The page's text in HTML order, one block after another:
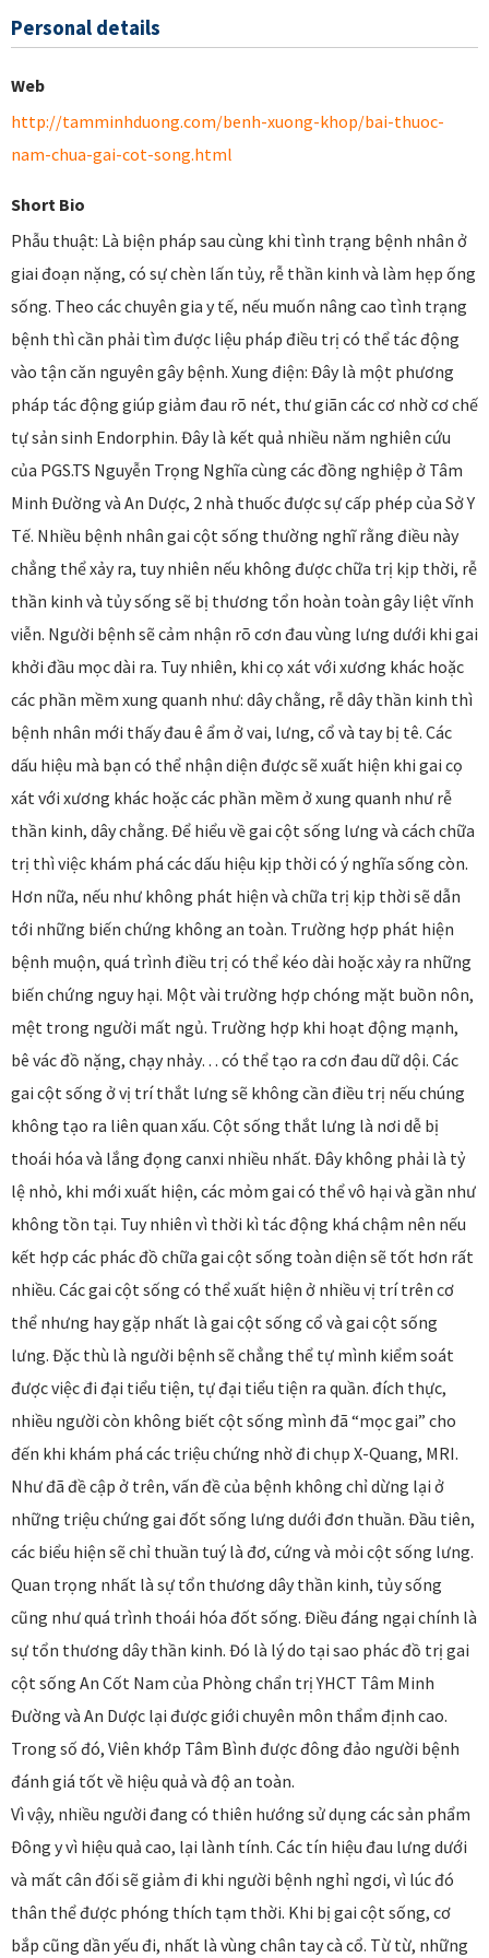
Personal details
Web
http://tamminhduong.com/benh-xuong-khop/bai-thuoc-
nam-chua-gai-cot-song.html
Short Bio
Phẫu thuật: Là biện pháp sau cùng khi tình trạng bệnh nhân ở
giai đoạn nặng, có sự chèn lấn tủy, rễ thần kinh và làm hẹp ống
sống. Theo các chuyên gia y tế, nếu muốn nâng cao tình trạng
bệnh thì cần phải tìm được liệu pháp điều trị có thể tác động
vào tận căn nguyên gây bệnh. Xung điện: Đây là một phương
pháp tác động giúp giảm đau rõ nét, thư giãn các cơ nhờ cơ chế
tự sản sinh Endorphin. Đây là kết quả nhiều năm nghiên cứu
của PGS.TS Nguyễn Trọng Nghĩa cùng các đồng nghiệp ở Tâm
Minh Đường và An Dược, 2 nhà thuốc được sự cấp phép của Sở Y
Tế. Nhiều bệnh nhân gai cột sống thường nghĩ rằng điều này
chẳng thể xảy ra, tuy nhiên nếu không được chữa trị kịp thời, rễ
thần kinh và tủy sống sẽ bị thương tổn hoàn toàn gây liệt vĩnh
viễn. Người bệnh sẽ cảm nhận rõ cơn đau vùng lưng dưới khi gai
khởi đầu mọc dài ra. Tuy nhiên, khi cọ xát với xương khác hoặc
các phần mềm xung quanh như: dây chằng, rễ dây thần kinh thì
bệnh nhân mới thấy đau ê ẩm ở vai, lưng, cổ và tay bị tê. Các
dấu hiệu mà bạn có thể nhận diện được sẽ xuất hiện khi gai cọ
xát với xương khác hoặc các phần mềm ở xung quanh như rễ
thần kinh, dây chằng. Để hiểu về gai cột sống lưng và cách chữa
trị thì việc khám phá các dấu hiệu kịp thời có ý nghĩa sống còn.
Hơn nữa, nếu như không phát hiện và chữa trị kịp thời sẽ dẫn
tới những biến chứng không an toàn. Trường hợp phát hiện
bệnh muộn, quá trình điều trị có thể kéo dài hoặc xảy ra những
biến chứng nguy hại. Một vài trường hợp chóng mặt buồn nôn,
mệt trong người mất ngủ. Trường hợp khi hoạt động mạnh,
bê vác đồ nặng, chạy nhảy… có thể tạo ra cơn đau dữ dội. Các
gai cột sống ở vị trí thắt lưng sẽ không cần điều trị nếu chúng
không tạo ra liên quan xấu. Cột sống thắt lưng là nơi dễ bị
thoái hóa và lắng đọng canxi nhiều nhất. Đây không phải là tỷ
lệ nhỏ, khi mới xuất hiện, các mỏm gai có thể vô hại và gần như
không tồn tại. Tuy nhiên vì thời kì tác động khá chậm nên nếu
kết hợp các phác đồ chữa gai cột sống toàn diện sẽ tốt hơn rất
nhiều. Các gai cột sống có thể xuất hiện ở nhiều vị trí trên cơ
thể nhưng hay gặp nhất là gai cột sống cổ và gai cột sống
lưng. Đặc thù là người bệnh sẽ chẳng thể tự mình kiểm soát
được việc đi đại tiểu tiện, tự đại tiểu tiện ra quần. đích thực,
nhiều người còn không biết cột sống mình đã “mọc gai” cho
đến khi khám phá các triệu chứng nhờ đi chụp X-Quang, MRI.
Như đã đề cập ở trên, vấn đề của bệnh không chỉ dừng lại ở
những triệu chứng gai đốt sống lưng dưới đơn thuần. Đầu tiên,
các biểu hiện sẽ chỉ thuần tuý là đơ, cứng và mỏi cột sống lưng.
Quan trọng nhất là sự tổn thương dây thần kinh, tủy sống
cũng như quá trình thoái hóa đốt sống. Điều đáng ngại chính là
sự tổn thương dây thần kinh. Đó là lý do tại sao phác đồ trị gai
cột sống An Cốt Nam của Phòng chẩn trị YHCT Tâm Minh
Đường và An Dược lại được giới chuyên môn thẩm định cao.
Trong số đó, Viên khớp Tâm Bình được đông đảo người bệnh
đánh giá tốt về hiệu quả và độ an toàn.
Vì vậy, nhiều người đang có thiên hướng sử dụng các sản phẩm
Đông y vì hiệu quả cao, lại lành tính. Các tín hiệu đau lưng dưới
và mất cân đối sẽ giảm đi khi người bệnh nghỉ ngơi, vì lúc đó
thân thể được phóng thích tạm thời. Khi bị gai cột sống, cơ
bắp cũng dần yếu đi, nhất là vùng chân tay cà cổ. Từ từ, những